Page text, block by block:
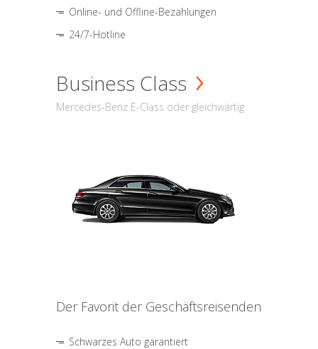
Online- und Offline-Bezahlungen
24/7-Hotline
Business Class
Mercedes-Benz E-Class oder gleichwärtig
Der Favorit der Geschäftsreisenden
Schwarzes Auto garantiert